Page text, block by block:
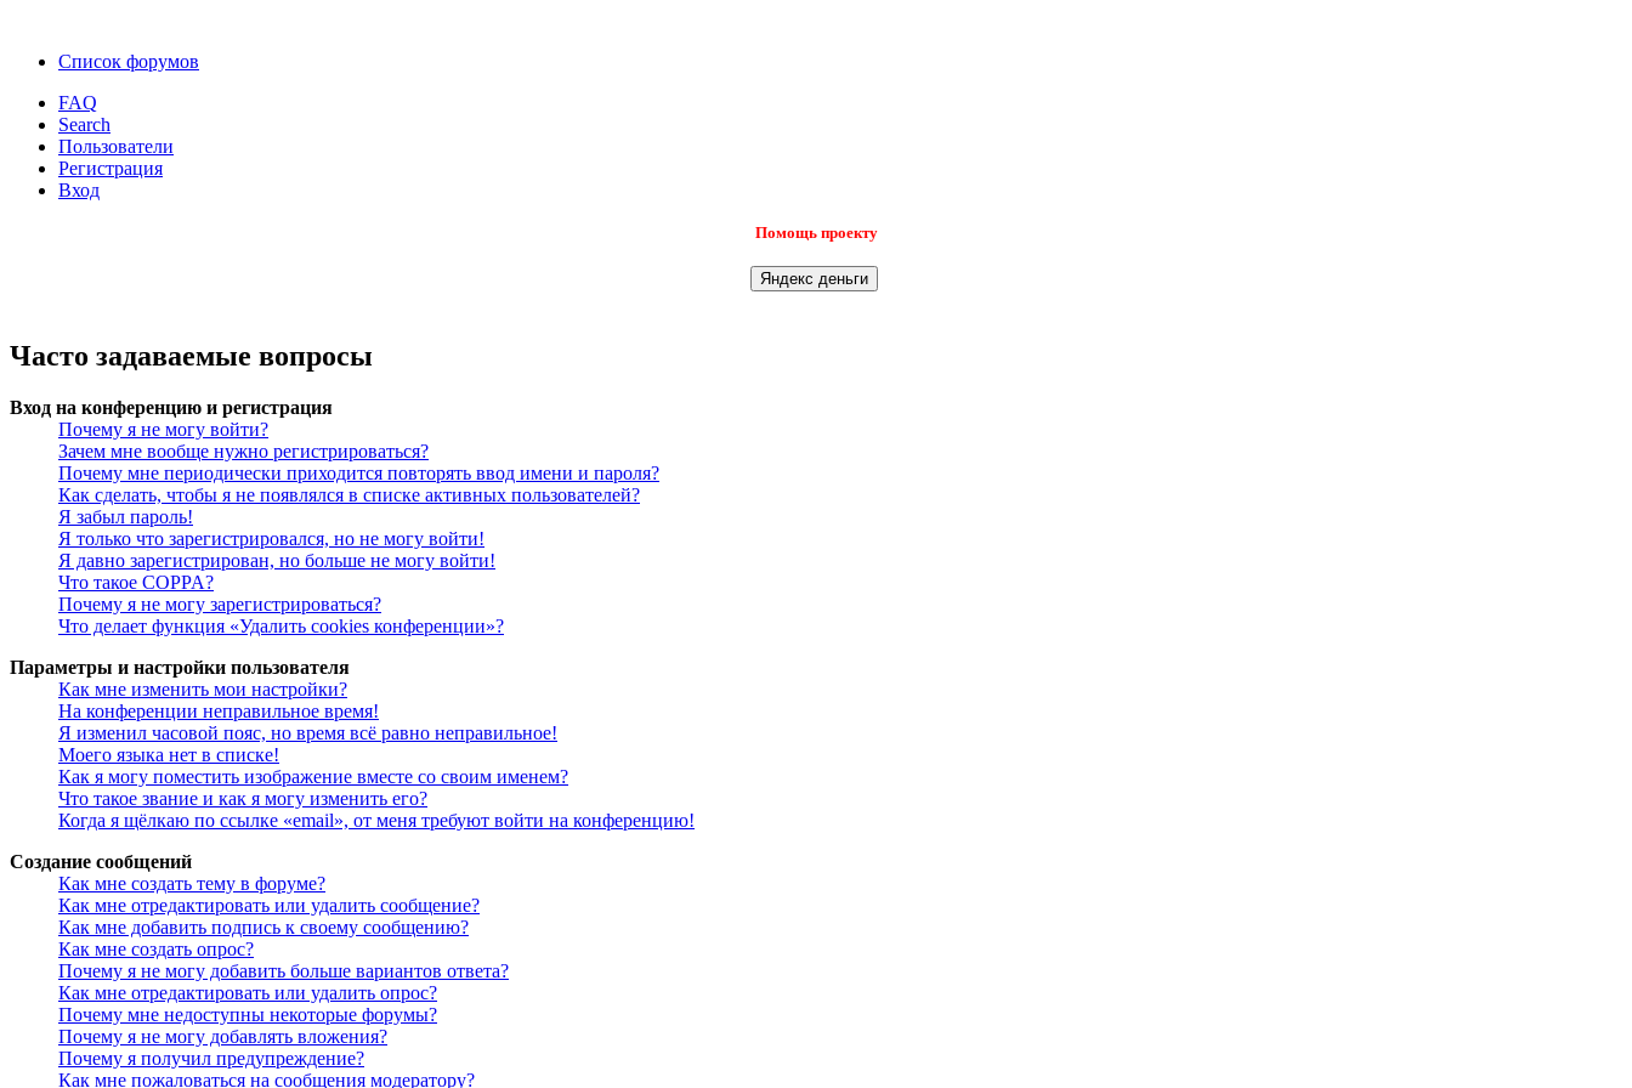
Список форумов
FAQ
Search
Пользователи
Регистрация
Вход
Помощь проекту
Часто задаваемые вопросы
Вход на конференцию и регистрация
Почему я не могу войти?
Зачем мне вообще нужно регистрироваться?
Почему мне периодически приходится повторять ввод имени и пароля?
Как сделать, чтобы я не появлялся в списке активных пользователей?
Я забыл пароль!
Я только что зарегистрировался, но не могу войти!
Я давно зарегистрирован, но больше не могу войти!
Что такое COPPA?
Почему я не могу зарегистрироваться?
Что делает функция «Удалить cookies конференции»?
Параметры и настройки пользователя
Как мне изменить мои настройки?
На конференции неправильное время!
Я изменил часовой пояс, но время всё равно неправильное!
Моего языка нет в списке!
Как я могу поместить изображение вместе со своим именем?
Что такое звание и как я могу изменить его?
Когда я щёлкаю по ссылке «email», от меня требуют войти на конференцию!
Создание сообщений
Как мне создать тему в форуме?
Как мне отредактировать или удалить сообщение?
Как мне добавить подпись к своему сообщению?
Как мне создать опрос?
Почему я не могу добавить больше вариантов ответа?
Как мне отредактировать или удалить опрос?
Почему мне недоступны некоторые форумы?
Почему я не могу добавлять вложения?
Почему я получил предупреждение?
Как мне пожаловаться на сообщения модератору?